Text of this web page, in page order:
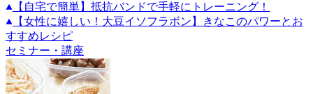
【自宅で簡単】抵抗バンドで手軽にトレーニング！
【女性に嬉しい！大豆イソフラボン】きなこのパワーとお
すすめレシピ
セミナー・講座